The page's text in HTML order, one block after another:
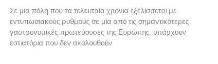
Σε μια πόλη που τα τελευταία χρόνια εξελίσσεται με
εντυπωσιακούς ρυθμούς σε μία από τις σημαντικότερες
γαστρονομικές πρωτεύουσες της Ευρώπης, υπάρχουν
εστιατόρια που δεν ακολουθούν